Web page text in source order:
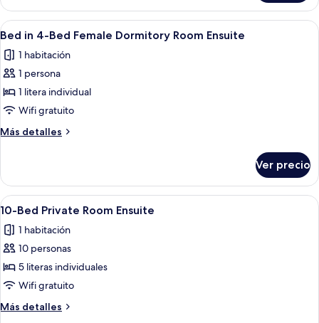
Room
Ensuite
in
8-
Bed
Dormitory
Room
Abrir
todas
las
fotos
de
Bed
in
4-
Female
Dormitory
Room
Ensuite
Camas literas con estructura
9
Bed in 4-Bed Female Dormitory Room Ensuite
1 habitación
1 persona
1 litera individual
Wifi gratuito
Más detalles
Más
in
4-
Bed
Dormitory
Room
Ver precio
Abrir
todas
las
fotos
de
10-
Bed
Private
Un dormitorio con literas, una
6
10-Bed Private Room Ensuite
1 habitación
10 personas
5 literas individuales
Wifi gratuito
Más detalles
Más